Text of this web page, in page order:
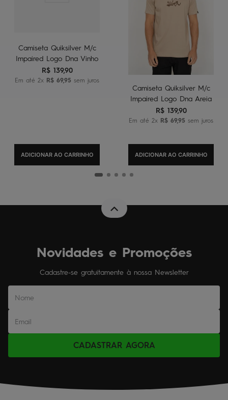
Camiseta Quiksilver M/c
Impaired Logo Dna Vinho
R$ 139,90
Em até 2x R$ 69,95 sem juros
ADICIONAR AO CARRINHO
Camiseta Quiksilver M/c
Impaired Logo Dna Areia
R$ 139,90
Em até 2x R$ 69,95 sem juros
ADICIONAR AO CARRINHO
Novidades e Promoções
Cadastre-se gratuitamente à nossa Newsletter
CADASTRAR AGORA